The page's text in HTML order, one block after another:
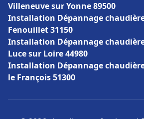
Villeneuve sur Yonne 89500
Installation Dépannage
Fenouillet 31150
Installation Dépannage
Luce sur Loire 44980
Installation Dépannage
le François 51300